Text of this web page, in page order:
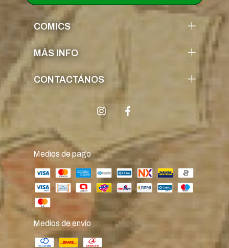
COMICS
MÁS INFO
CONTACTÁNOS
Medios de pago
Medios de envío